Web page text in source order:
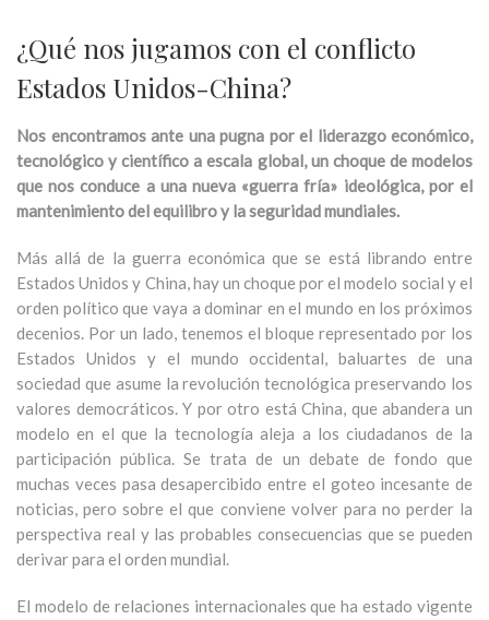
¿Qué nos jugamos con el conflicto
Estados Unidos-China?
Nos encontramos ante una pugna por el liderazgo económico,
tecnológico y científico a escala global, un choque de modelos
que nos conduce a una nueva «guerra fría» ideológica, por el
mantenimiento del equilibro y la seguridad mundiales.
Más allá de la guerra económica que se está librando entre
Estados Unidos y China, hay un choque por el modelo social y el
orden político que vaya a dominar en el mundo en los próximos
decenios. Por un lado, tenemos el bloque representado por los
Estados Unidos y el mundo occidental, baluartes de una
sociedad que asume la revolución tecnológica preservando los
valores democráticos. Y por otro está China, que abandera un
modelo en el que la tecnología aleja a los ciudadanos de la
participación pública. Se trata de un debate de fondo que
muchas veces pasa desapercibido entre el goteo incesante de
noticias, pero sobre el que conviene volver para no perder la
perspectiva real y las probables consecuencias que se pueden
derivar para el orden mundial.
El modelo de relaciones internacionales que ha estado vigente